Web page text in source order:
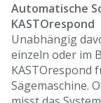
Automatische
KASTOrespond
Unabhängig
einzeln oder im
KASTOrespond
Sägemaschine.